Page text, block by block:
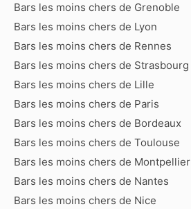
Bars les moins chers de Grenoble
Bars les moins chers de Lyon
Bars les moins chers de Rennes
Bars les moins chers de Strasbourg
Bars les moins chers de Lille
Bars les moins chers de Paris
Bars les moins chers de Bordeaux
Bars les moins chers de Toulouse
Bars les moins chers de Montpellier
Bars les moins chers de Nantes
Bars les moins chers de Nice